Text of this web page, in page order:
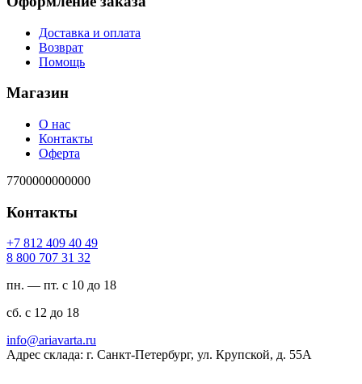
Доставка и оплата
Возврат
Помощь
Магазин
О нас
Контакты
Оферта
7700000000000
Контакты
94 04 904 218 7+
23 13 707 008 8
пн. — пт. с 10 до 18
сб. с 12 до 18
ur.atravaira@ofni
Адрес склада: г. Санкт-Петербург, ул. Крупской, д. 55А